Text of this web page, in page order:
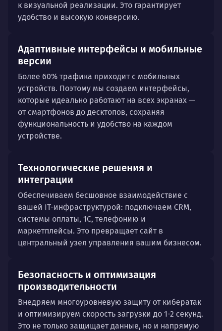
к визуальной реализации. Это гарантирует
удобство и высокую конверсию.
Адаптивные интерфейсы и мобильные
версии
Более 60% трафика приходит с мобильных
устройств. Поэтому мы создаем интерфейсы,
которые идеально работают на всех экранах —
от смартфонов до десктопов, сохраняя
функциональность и удобство на каждом
устройстве.
Технологические решения и
интеграции
Обеспечиваем бесшовное взаимодействие с
вашей IT-инфраструктурой: подключаем CRM,
системы оплаты, 1С, телефонию и
маркетплейсы. Это превращает сайт в
центральный узел управления вашим бизнесом.
Безопасность и оптимизация
производительности
Внедряем многоуровневую защиту от кибератак
и оптимизируем скорость загрузки до 1-2 секунд.
Это не только защищает данные, но и напрямую